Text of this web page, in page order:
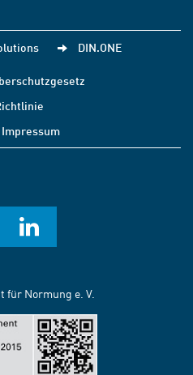
DIN.ONE
Impressum
für Normung e. V.